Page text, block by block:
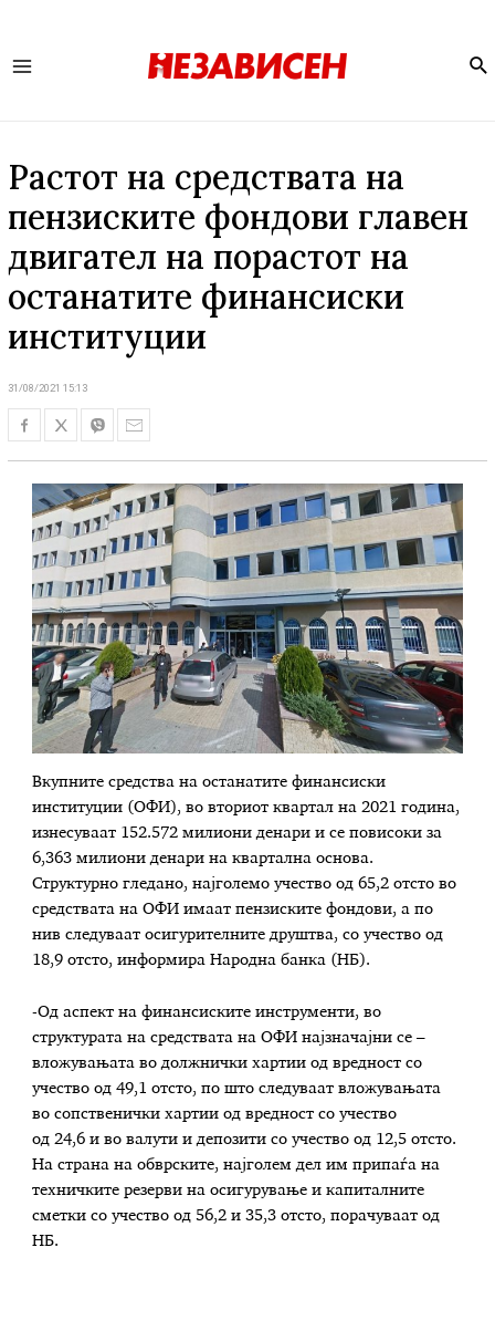
Растот на средствата на
пензиските фондови главен
двигател на порастот на
останатите финансиски
институции
31/08/2021 15:13
Вкупните средства на останатите финансиски
институции (ОФИ), во вториот квартал на 2021 година,
изнесуваат 152.572 милиони денари и се повисоки за
6,363 милиони денари на квартална основа.
Структурно гледано, најголемо учество од 65,2 отсто во
средствата на ОФИ имаат пензиските фондови, а по
нив следуваат осигурителните друштва, со учество од
18,9 отсто, информира Народна банка (НБ).
-Од аспект на финансиските инструменти, во
структурата на средствата на ОФИ најзначајни се –
вложувањата во должнички хартии од вредност со
учество од 49,1 отсто, по што следуваат вложувањата
во сопственички хартии од вредност со учество
од 24,6 и во валути и депозити со учество од 12,5 отсто.
На страна на обврските, најголем дел им припаѓа на
техничките резерви на осигурување и капиталните
сметки со учество од 56,2 и 35,3 отсто, порачуваат од
НБ.